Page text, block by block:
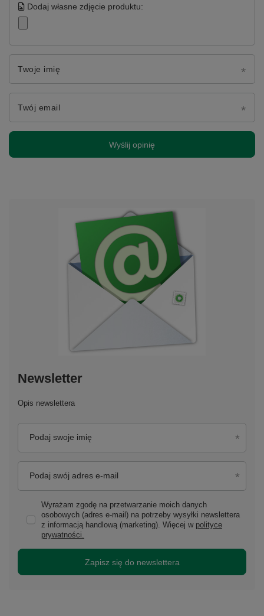
Dodaj własne zdjęcie produktu:
Twoje imię
Twój email
Wyślij opinię
Newsletter
Opis newslettera
Podaj swoje imię
Podaj swój adres e-mail
Wyrażam zgodę na przetwarzanie moich danych
osobowych (adres e-mail) na potrzeby wysyłki newslettera
z informacją handlową (marketing). Więcej w polityce
prywatności.
Zapisz się do newslettera